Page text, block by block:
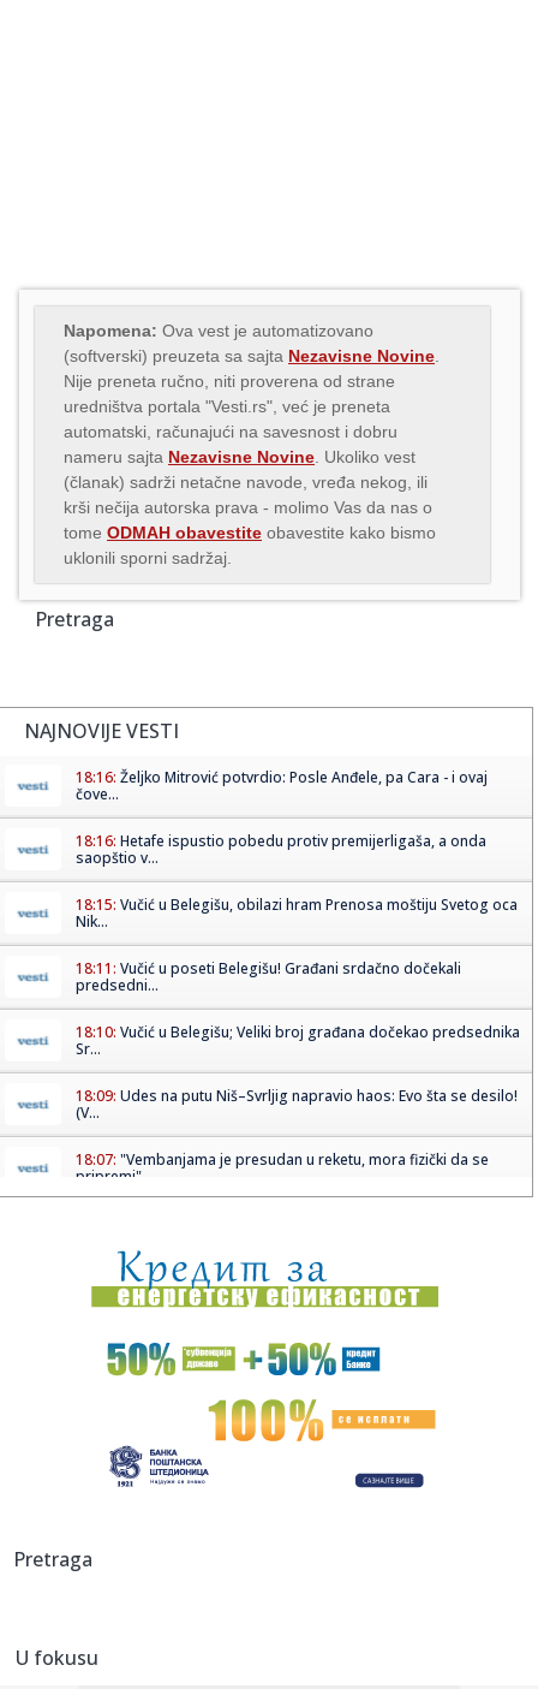
Napomena: Ova vest je automatizovano
(softverski) preuzeta sa sajta Nezavisne Novine
Nije preneta ručno, niti proverena od strane
uredništva portala "Vesti.rs", već je preneta
automatski, računajući na savesnost i dobru
nameru sajta Nezavisne Novine . Ukoliko vest
(članak) sadrži netačne navode, vređa nekog, ili
krši nečija autorska prava - molimo Vas da nas o
tome ODMAH obavestite obavestite kako bismo
uklonili sporni sadržaj.
Pretraga
NAJNOVIJE VESTI
18:16: Željko Mitrović potvrdio: Posle Anđele, pa Cara - i ovaj
čove...
18:16: Hetafe ispustio pobedu protiv premijerligaša, a onda
saopštio v...
18:15: Vučić u Belegišu, obilazi hram Prenosa moštiju Svetog oca
Nik...
18:11: Vučić u poseti Belegišu! Građani srdačno dočekali
predsedni...
18:10: Vučić u Belegišu; Veliki broj građana dočekao predsednika
Sr...
18:09: Udes na putu Niš–Svrljig napravio haos: Evo šta se desilo!
(V...
18:07: "Vembanjama je presudan u reketu, mora fizički da se
pripremi"
18:01:Ako redovno trenirate, evo zašto bi sauna mogla da
postane deo v...
18:01:I Kokanović u nemilosti blokadera; Planiran za ministra
poljopri...
Zvijer uhvaćena na Bilećkom jezeru! Dugačak 2 metra, težak
17:59:Evakuisano 20.000 ljudi zbog šumskog požara
17:45:
Pretraga
U fokusu